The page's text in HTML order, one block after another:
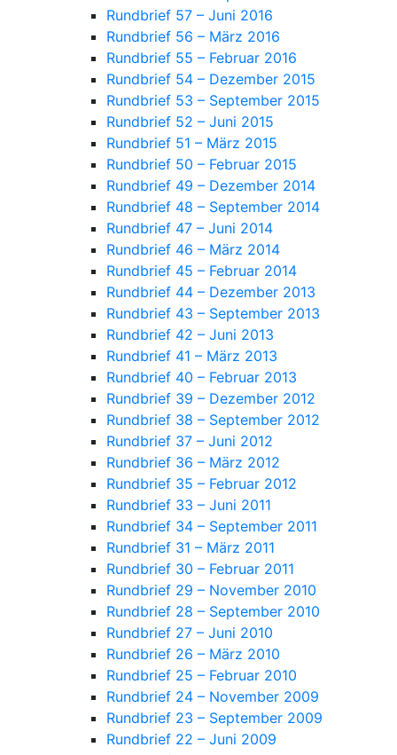
Rundbrief 57 – Juni 2016
Rundbrief 56 – März 2016
Rundbrief 55 – Februar 2016
Rundbrief 54 – Dezember 2015
Rundbrief 53 – September 2015
Rundbrief 52 – Juni 2015
Rundbrief 51 – März 2015
Rundbrief 50 – Februar 2015
Rundbrief 49 – Dezember 2014
Rundbrief 48 – September 2014
Rundbrief 47 – Juni 2014
Rundbrief 46 – März 2014
Rundbrief 45 – Februar 2014
Rundbrief 44 – Dezember 2013
Rundbrief 43 – September 2013
Rundbrief 42 – Juni 2013
Rundbrief 41 – März 2013
Rundbrief 40 – Februar 2013
Rundbrief 39 – Dezember 2012
Rundbrief 38 – September 2012
Rundbrief 37 – Juni 2012
Rundbrief 36 – März 2012
Rundbrief 35 – Februar 2012
Rundbrief 33 – Juni 2011
Rundbrief 34 – September 2011
Rundbrief 31 – März 2011
Rundbrief 30 – Februar 2011
Rundbrief 29 – November 2010
Rundbrief 28 – September 2010
Rundbrief 27 – Juni 2010
Rundbrief 26 – März 2010
Rundbrief 25 – Februar 2010
Rundbrief 24 – November 2009
Rundbrief 23 – September 2009
Rundbrief 22 – Juni 2009